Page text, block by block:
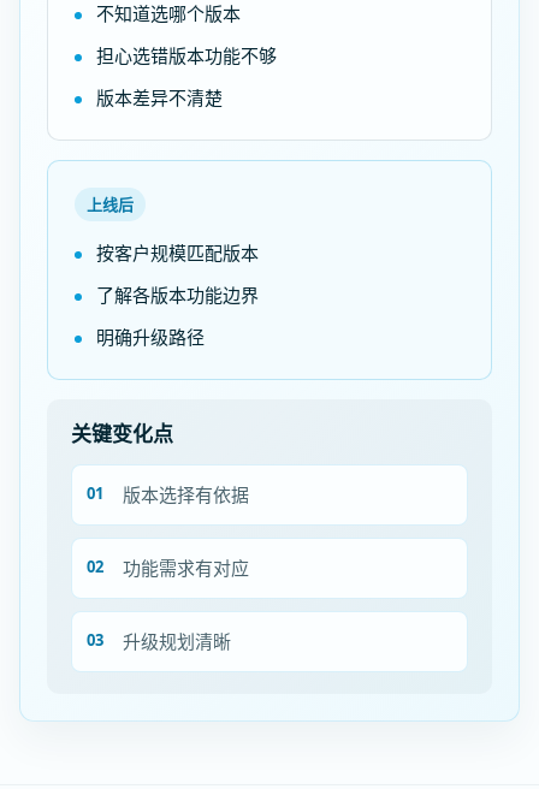
不知道选哪个版本
担心选错版本功能不够
版本差异不清楚
上线后
按客户规模匹配版本
了解各版本功能边界
明确升级路径
关键变化点
版本选择有依据
功能需求有对应
升级规划清晰